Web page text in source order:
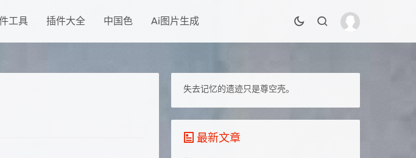
工具 插件大全 中国色 Ai图片生成
失去记忆的遗迹只是尊空壳。
最新文章